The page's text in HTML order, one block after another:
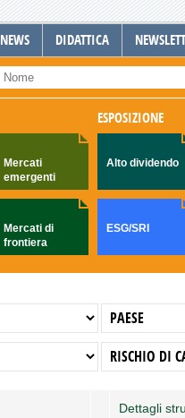
NEWS DIDATTICA
Mercati
emergenti
Mercati di
frontiera
ESPOSIZIONE
Alto dividendo
ESG/SRI
Dettagli